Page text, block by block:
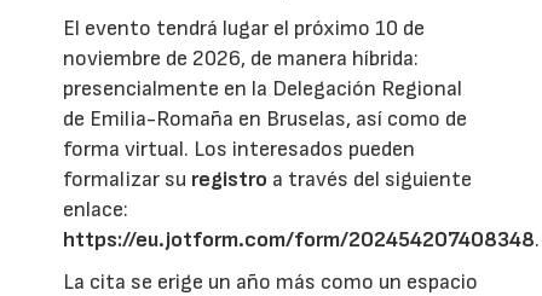
El evento tendrá lugar el próximo 10 de
noviembre de 2026, de manera híbrida:
presencialmente en la Delegación Regional
de Emilia-Romaña en Bruselas, así como de
forma virtual. Los interesados pueden
formalizar su registro a través del siguiente
enlace:
https://eu.jotform.com/form/202454207408348.
La cita se erige un año más como un espacio